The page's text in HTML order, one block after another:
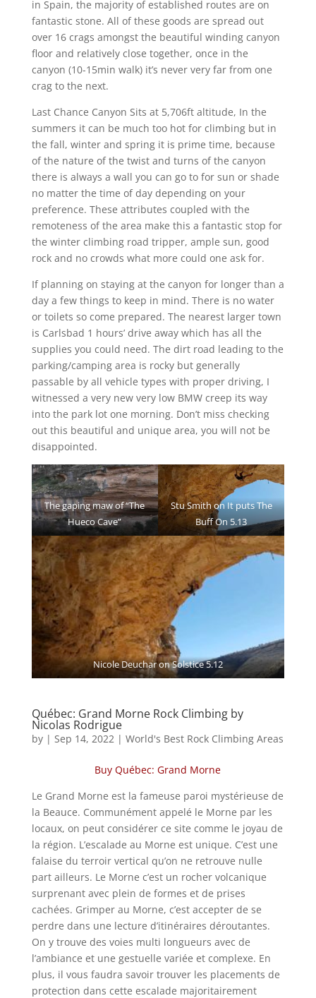
in Spain, the majority of established routes are on
fantastic stone. All of these goods are spread out
over 16 crags amongst the beautiful winding canyon
floor and relatively close together, once in the
canyon (10-15min walk) it’s never very far from one
crag to the next.
Last Chance Canyon Sits at 5,706ft altitude, In the
summers it can be much too hot for climbing but in
the fall, winter and spring it is prime time, because
of the nature of the twist and turns of the canyon
there is always a wall you can go to for sun or shade
no matter the time of day depending on your
preference. These attributes coupled with the
remoteness of the area make this a fantastic stop for
the winter climbing road tripper, ample sun, good
rock and no crowds what more could one ask for.
If planning on staying at the canyon for longer than a
day a few things to keep in mind. There is no water
or toilets so come prepared. The nearest larger town
is Carlsbad 1 hours’ drive away which has all the
supplies you could need. The dirt road leading to the
parking/camping area is rocky but generally
passable by all vehicle types with proper driving, I
witnessed a very new very low BMW creep its way
into the park lot one morning. Don’t miss checking
out this beautiful and unique area, you will not be
disappointed.
The gaping maw of “The
Hueco Cave”
Stu Smith on It puts The
Buff On 5.13
Nicole Deuchar on Solstice 5.12
Québec: Grand Morne Rock Climbing by
Nicolas Rodrigue
by | Sep 14, 2022 | World's Best Rock Climbing Areas
Buy Québec: Grand Morne
Le Grand Morne est la fameuse paroi mystérieuse de
la Beauce. Communément appelé le Morne par les
locaux, on peut considérer ce site comme le joyau de
la région. L’escalade au Morne est unique. C’est une
falaise du terroir vertical qu’on ne retrouve nulle
part ailleurs. Le Morne c’est un rocher volcanique
surprenant avec plein de formes et de prises
cachées. Grimper au Morne, c’est accepter de se
perdre dans une lecture d’itinéraires déroutantes.
On y trouve des voies multi longueurs avec de
l’ambiance et une gestuelle variée et complexe. En
plus, il vous faudra savoir trouver les placements de
protection dans cette escalade majoritairement